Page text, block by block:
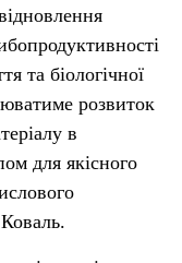
та біологічної
розвиток
в
для якісного